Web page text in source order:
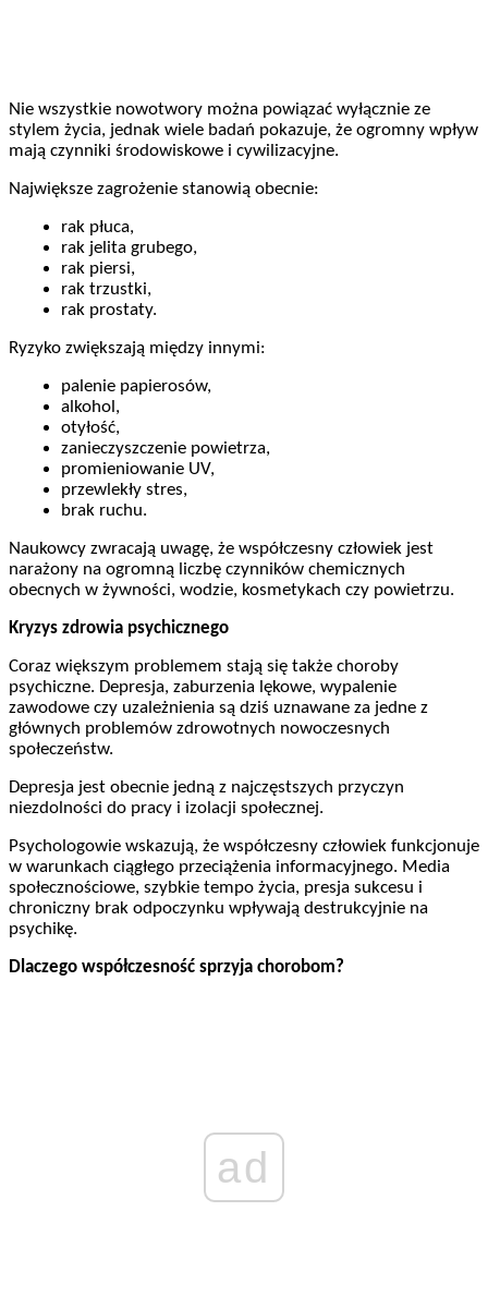
Nie wszystkie nowotwory można powiązać wyłącznie ze
stylem życia, jednak wiele badań pokazuje, że ogromny wpływ
mają czynniki środowiskowe i cywilizacyjne.
Największe zagrożenie stanowią obecnie:
rak płuca,
rak jelita grubego,
rak piersi,
rak trzustki,
rak prostaty.
Ryzyko zwiększają między innymi:
palenie papierosów,
alkohol,
otyłość,
zanieczyszczenie powietrza,
promieniowanie UV,
przewlekły stres,
brak ruchu.
Naukowcy zwracają uwagę, że współczesny człowiek jest
narażony na ogromną liczbę czynników chemicznych
obecnych w żywności, wodzie, kosmetykach czy powietrzu.
Kryzys zdrowia psychicznego
Coraz większym problemem stają się także choroby
psychiczne. Depresja, zaburzenia lękowe, wypalenie
zawodowe czy uzależnienia są dziś uznawane za jedne z
głównych problemów zdrowotnych nowoczesnych
społeczeństw.
Depresja jest obecnie jedną z najczęstszych przyczyn
niezdolności do pracy i izolacji społecznej.
Psychologowie wskazują, że współczesny człowiek funkcjonuje
w warunkach ciągłego przeciążenia informacyjnego. Media
społecznościowe, szybkie tempo życia, presja sukcesu i
chroniczny brak odpoczynku wpływają destrukcyjnie na
psychikę.
Dlaczego współczesność sprzyja chorobom?
ad